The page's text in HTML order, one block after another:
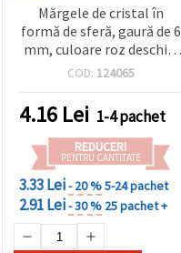
Mărgele de cristal în
formă de sferă, gaură de 6
mm, culoare roz deschis,
curcubeu - 20 grame ~190
COD: 124065
4.16 Lei 1-4 pachet
REDUCERI
PENTRU CANTITATE
3.33 Lei- 20 %5-24 pachet
2.91 Lei- 30 % 25 pachet +